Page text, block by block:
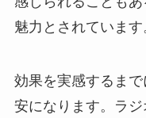
魅力とされています
効果を実感するま
安になります。ラ